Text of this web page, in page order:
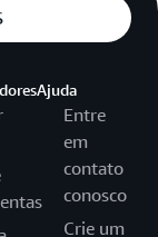
Ajuda
Entre
em
contato
conosco
Crie um